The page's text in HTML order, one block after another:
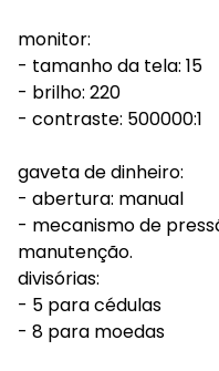
monitor:
- tamanho da tela: 15
- brilho: 220
- contraste: 500000:1
gaveta de dinheiro:
- abertura: manual
- mecanismo de
manutenção.
divisórias:
- 5 para cédulas
- 8 para moedas